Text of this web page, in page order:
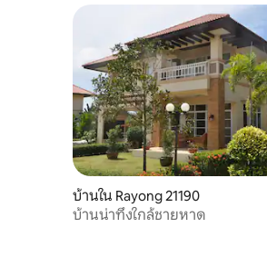
บ้านใน Rayong 21190
บ้านน่าทึ่งใกล้ชายหาด